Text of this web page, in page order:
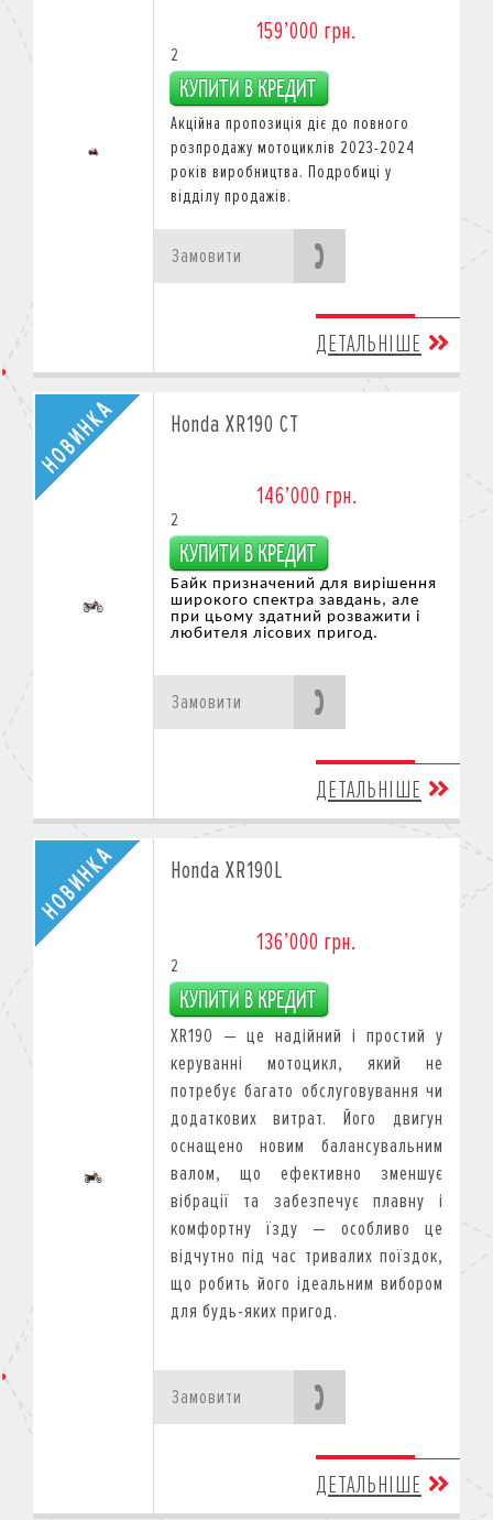
159’000 грн.
2
Акційна пропозиція діє до повного
розпродажу мотоциклів 2023-2024
років виробництва. Подробиці у
відділу продажів.
Замовити
ДЕТАЛЬНІШЕ
Honda XR190 CT
146’000 грн.
2
Байк призначений для вирішення
широкого спектра завдань, але
при цьому здатний розважити і
любителя лісових пригод.
Замовити
ДЕТАЛЬНІШЕ
Honda XR190L
136’000 грн.
2
XR190 — це надійний і простий у
керуванні мотоцикл, який не
потребує багато обслуговування чи
додаткових витрат. Його двигун
оснащено новим балансувальним
валом, що ефективно зменшує
вібрації та забезпечує плавну і
комфортну їзду — особливо це
відчутно під час тривалих поїздок,
що робить його ідеальним вибором
для будь-яких пригод.
Замовити
ДЕТАЛЬНІШЕ